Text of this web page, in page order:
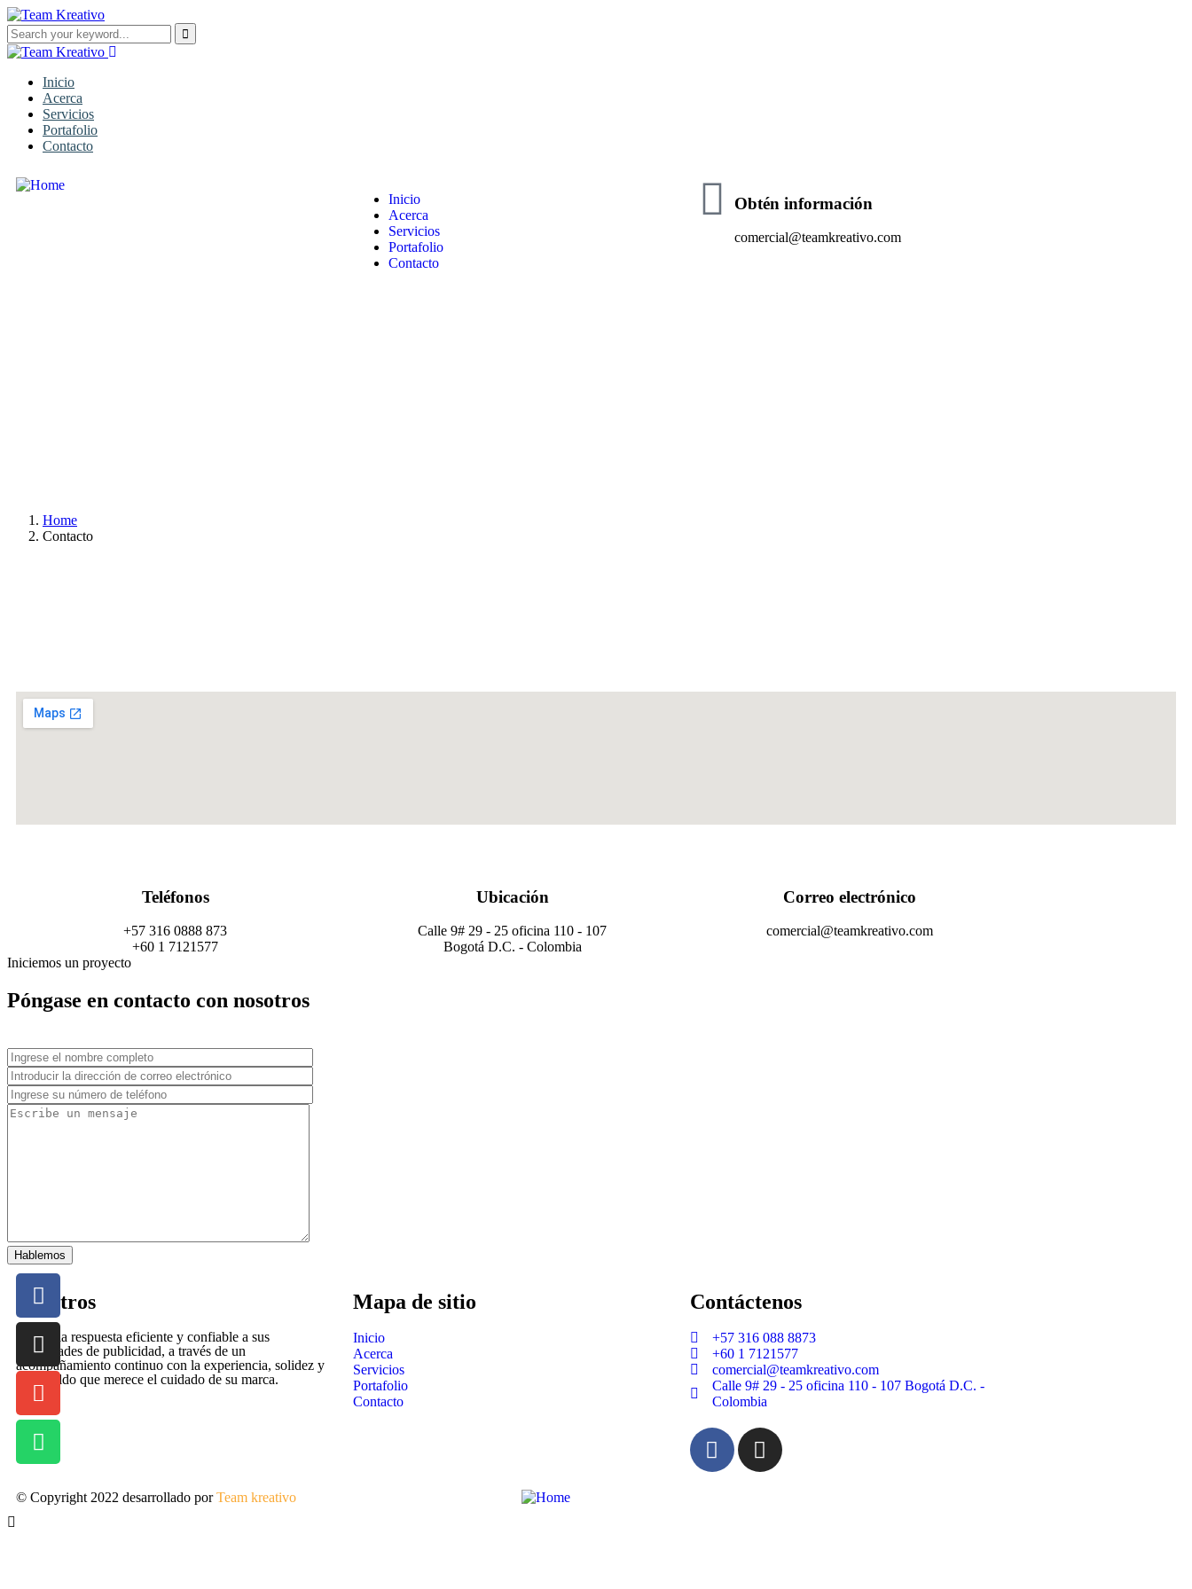
Inicio
Acerca
Servicios
Portafolio
Contacto
Inicio
Acerca
Servicios
Portafolio
Contacto
Obtén información
comercial@teamkreativo.com
Home
Contacto
Teléfonos
+57 316 0888 873
+60 1 7121577
Ubicación
Calle 9# 29 - 25 oficina 110 - 107
Bogotá D.C. - Colombia
Correo electrónico
comercial@teamkreativo.com
Iniciemos un proyecto
Póngase en contacto con nosotros
Nosotros
Somos la respuesta eficiente y confiable a sus
necesidades de publicidad, a través de un
acompañamiento continuo con la experiencia, solidez y
el respaldo que merece el cuidado de su marca.
Mapa de sitio
Inicio
Acerca
Servicios
Portafolio
Contacto
Contáctenos
+57 316 088 8873
+60 1 7121577
comercial@teamkreativo.com
Calle 9# 29 - 25 oficina 110 - 107 Bogotá D.C. -
Colombia
© Copyright 2022 desarrollado porTeam kreativo